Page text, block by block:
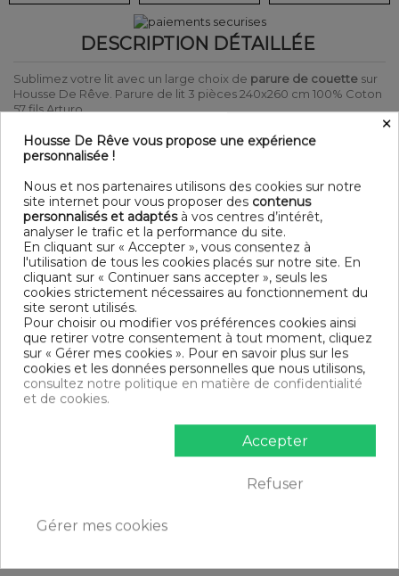
DESCRIPTION DÉTAILLÉE
Sublimez votre lit avec un large choix de parure de couette sur
Housse De Rêve. Parure de lit 3 pièces 240x260 cm 100% Coton
57 fils Arturo.
Produit certifié Oeko-Tex® : Garantit que les articles testés et
certifiés ne présentent pas de substances nocives pouvant nuire
DÉTAIL
Matière : 100% Coton 57 fils
Couleur : Motifs
Entretien : Lavable en machine à 40°C
Parure de lit 3 pièces
Finition housse de couette : Bouton
Finition taie d'oreiller : Portefeuille
Modèle : Arturo
Tissage serré - 57 fils /cm²
DIMENSIONS & GUIDE
Housse de couette
200 x 200 cm : 1-2 personnes
240 x 260 cm : 2 personnes
CONTENU
×
Housse De Rêve vous propose une expérience
personnalisée !
Nous et nos partenaires utilisons des cookies sur notre
site internet pour vous proposer des contenus
personnalisés et adaptésà vos centres d’intérêt,
analyser le trafic et la performance du site.
En cliquant sur « Accepter », vous consentez à
l'utilisation de tous les cookies placés sur notre site. En
cliquant sur « Continuer sans accepter », seuls les
cookies strictement nécessaires au fonctionnement du
site seront utilisés.
Pour choisir ou modifier vos préférences cookies ainsi
que retirer votre consentement à tout moment, cliquez
sur « Gérer mes cookies ». Pour en savoir plus sur les
cookies et les données personnelles que nous utilisons,
consultez notre politique en matière de confidentialité
et de cookies.
Accepter
Refuser
Gérer mes cookies